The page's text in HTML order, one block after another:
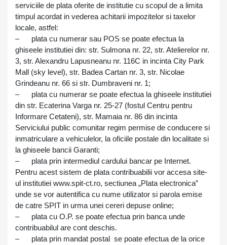
serviciile de plata oferite de institutie cu scopul de a limita
timpul acordat in vederea achitarii impozitelor si taxelor
locale, astfel:
–
plata cu numerar sau POS se poate efectua la
ghiseele institutiei din: str. Sulmona nr. 22, str. Atelierelor nr.
3, str. Alexandru Lapusneanu nr. 116C in incinta City Park
Mall (sky level), str. Badea Cartan nr. 3, str. Nicolae
Grindeanu nr. 66 si str. Dumbraveni nr. 1;
–
plata cu numerar se poate efectua la ghiseele institutiei
din str. Ecaterina Varga nr. 25-27 (fostul Centru pentru
Informare Cetateni), str. Mamaia nr. 86 din incinta
Serviciului public comunitar regim permise de conducere si
inmatriculare a vehiculelor, la oficiile postale din localitate si
la ghiseele bancii Garanti;
–
plata prin intermediul cardului bancar pe Internet.
Pentru acest sistem de plata contribuabilii vor accesa site-
ul institutiei www.spit-ct.ro, sectiunea „Plata electronica”
unde se vor autentifica cu nume utilizator si parola emise
de catre SPIT in urma unei cereri depuse online;
–
plata cu O.P. se poate efectua prin banca unde
contribuabilul are cont deschis.
–
plata prin mandat postal se poate efectua de la orice